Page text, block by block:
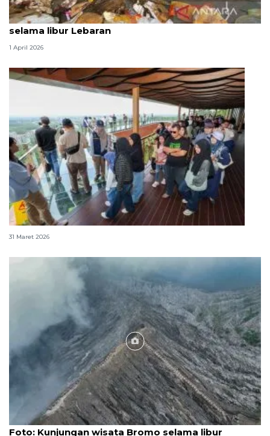
Produksi sampah Jaksel capai 1.120 ton per hari
selama libur Lebaran
1 April 2026
352.102 orang kunjungi IKN selama libur Idul Fitri
31 Maret 2026
Foto
Foto: Kunjungan wisata Bromo selama libur